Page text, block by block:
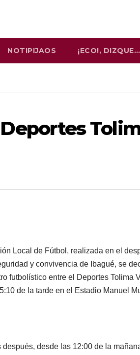
NOTIPIJAOS ¡ECO!, DIZQUE…
Local de Fútbol, realizada en el
y convivencia de Ibagué, se
futbolístico entre el Deportes Tolima
de la tarde en el Estadio Manuel
desde las 12:00 de la